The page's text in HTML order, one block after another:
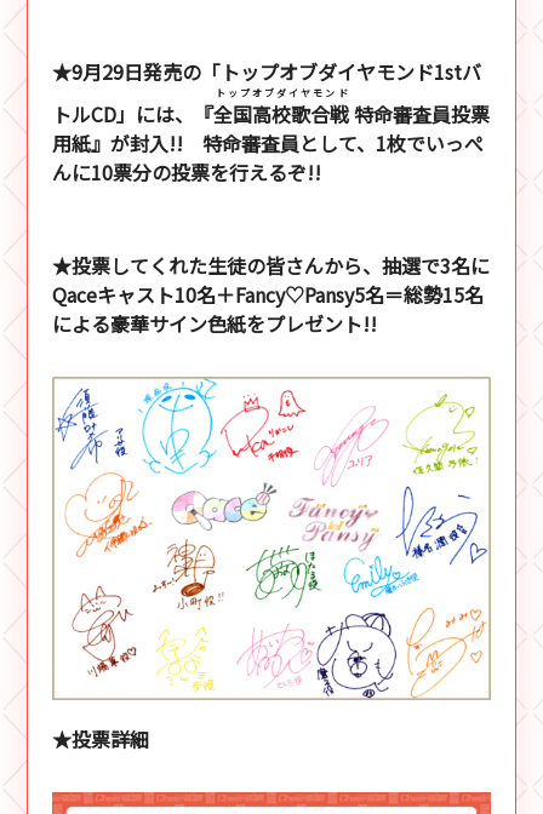
★9月29日発売の「トップオブダイヤモンド1stバ
トルCD」には、『全国高校歌合戦
トップオブダイヤモンド
特命審査員投票
用紙』が封入!! 特命審査員として、1枚でいっぺ
んに10票分の投票を行えるぞ!!
★投票してくれた生徒の皆さんから、抽選で3名に
Qaceキャスト10名＋Fancy♡Pansy5名＝総勢15名
による豪華サイン色紙をプレゼント!!
★投票詳細